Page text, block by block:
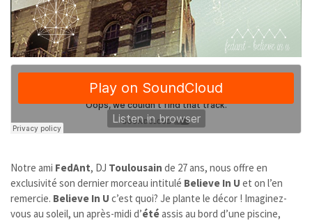
Notre ami FedAnt, DJ Toulousain de 27 ans, nous offre en
exclusivité son dernier morceau intitulé Believe In U et on l’en
remercie. Believe In U c’est quoi? Je plante le décor ! Imaginez-
vous au soleil, un après-midi d’étéassis au bord d’une piscine,